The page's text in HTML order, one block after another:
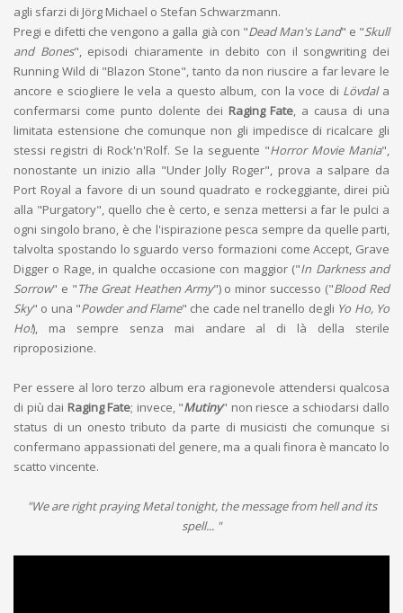
agli sfarzi di Jörg Michael o Stefan Schwarzmann.
Pregi e difetti che vengono a galla già con "Dead Man's Land" e "Skull
and Bones", episodi chiaramente in debito con il songwriting dei
Running Wild di "Blazon Stone", tanto da non riuscire a far levare le
ancore e sciogliere le vela a questo album, con la voce di Lövdal a
confermarsi come punto dolente dei Raging Fate, a causa di una
limitata estensione che comunque non gli impedisce di ricalcare gli
stessi registri di Rock'n'Rolf. Se la seguente "Horror Movie Mania",
nonostante un inizio alla "Under Jolly Roger", prova a salpare da
Port Royal a favore di un sound quadrato e rockeggiante, direi più
alla "Purgatory", quello che è certo, e senza mettersi a far le pulci a
ogni singolo brano, è che l'ispirazione pesca sempre da quelle parti,
talvolta spostando lo sguardo verso formazioni come Accept, Grave
Digger o Rage, in qualche occasione con maggior ("In Darkness and
Sorrow" e "The Great Heathen Army") o minor successo ("Blood Red
Sky" o una "Powder and Flame" che cade nel tranello degli Yo Ho, Yo
Ho!), ma sempre senza mai andare al di là della sterile
riproposizione.
Per essere al loro terzo album era ragionevole attendersi qualcosa
di più dai Raging Fate; invece, "Mutiny" non riesce a schiodarsi dallo
status di un onesto tributo da parte di musicisti che comunque si
confermano appassionati del genere, ma a quali finora è mancato lo
scatto vincente.
"We are right praying Metal tonight, the message from hell and its
spell... "